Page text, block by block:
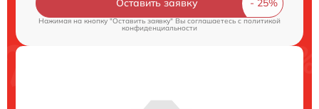
Оставить заявку
Нажимая на кнопку "Оставить заявку" Вы соглашаетесь cполитикой
конфиденциальности